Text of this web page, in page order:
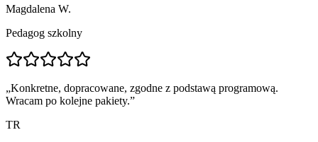
Magdalena W.
Pedagog szkolny
„Konkretne, dopracowane, zgodne z podstawą programową.
Wracam po kolejne pakiety.”
TR